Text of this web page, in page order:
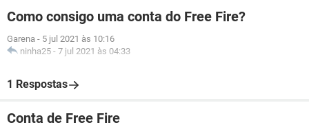
Como consigo uma conta do Free Fire?
Garena - 5 jul 2021 às 10:16
ninha25 - 7 jul 2021 às 04:33
1 Respostas
Conta de Free Fire